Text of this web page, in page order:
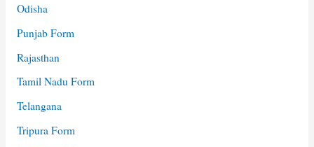
Odisha
Punjab Form
Rajasthan
Tamil Nadu Form
Telangana
Tripura Form